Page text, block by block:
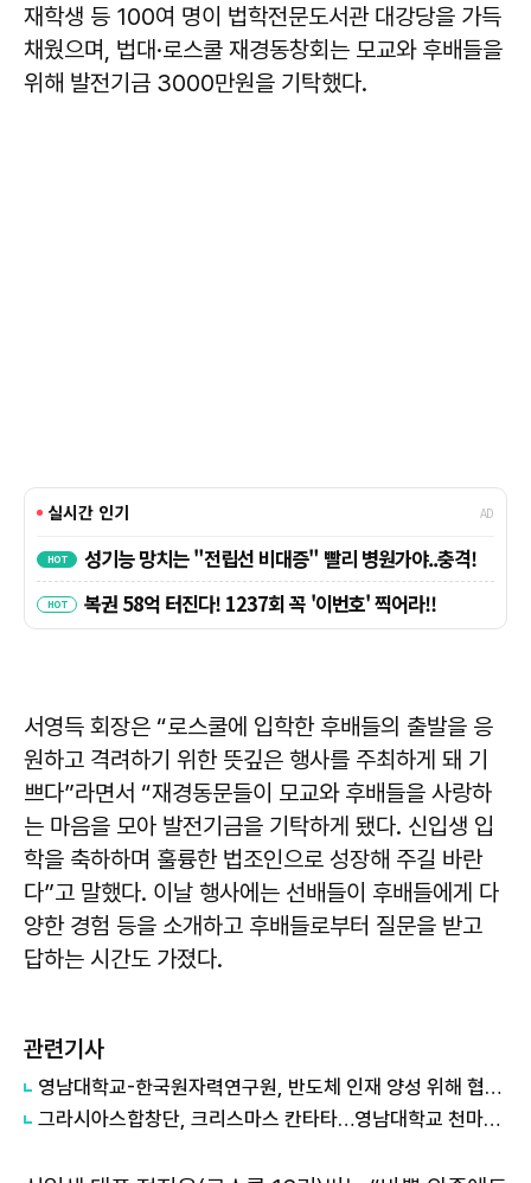
재학생 등 100여 명이 법학전문도서관 대강당을 가득
채웠으며, 법대·로스쿨 재경동창회는 모교와 후배들을
위해 발전기금 3000만원을 기탁했다.
서영득 회장은 “로스쿨에 입학한 후배들의 출발을 응
원하고 격려하기 위한 뜻깊은 행사를 주최하게 돼 기
쁘다”라면서 “재경동문들이 모교와 후배들을 사랑하
는 마음을 모아 발전기금을 기탁하게 됐다. 신입생 입
학을 축하하며 훌륭한 법조인으로 성장해 주길 바란
다”고 말했다. 이날 행사에는 선배들이 후배들에게 다
양한 경험 등을 소개하고 후배들로부터 질문을 받고
답하는 시간도 가졌다.
관련기사
영남대학교-한국원자력연구원, 반도체 인재 양성 위해 협력 강화
그라시아스합창단, 크리스마스 칸타타…영남대학교 천마아트센터 개최